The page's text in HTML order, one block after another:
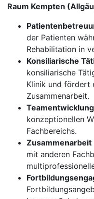
Raum Kempten
der Patienten
Rehabilitation in
Konsiliarische
konsiliarische
Klinik und fördert
Zusammenarbeit.
konzeptionellen
Fachbereichs.
Zusammenarbeit
mit anderen